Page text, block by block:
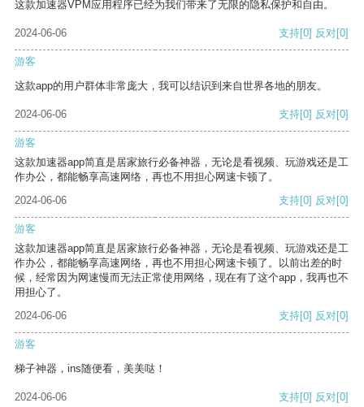
这款加速器VPM应用程序已经为我们带来了无限的隐私保护和自由。
2024-06-06 支持[0] 反对[0]
游客
这款app的用户群体非常庞大，我可以结识到来自世界各地的朋友。
2024-06-06 支持[0] 反对[0]
游客
这款加速器app简直是居家旅行必备神器，无论是看视频、玩游戏还是工
作办公，都能畅享高速网络，再也不用担心网速卡顿了。
2024-06-06
支持[0] 反对[0]
游客
这款加速器app简直是居家旅行必备神器，无论是看视频、玩游戏还是工
作办公，都能畅享高速网络，再也不用担心网速卡顿了。以前出差的时
候，经常因为网速慢而无法正常使用网络，现在有了这个app，我再也不
用担心了。
2024-06-06
支持[0] 反对[0]
游客
梯子神器，ins随便看，美美哒！
2024-06-06 支持[0] 反对[0]